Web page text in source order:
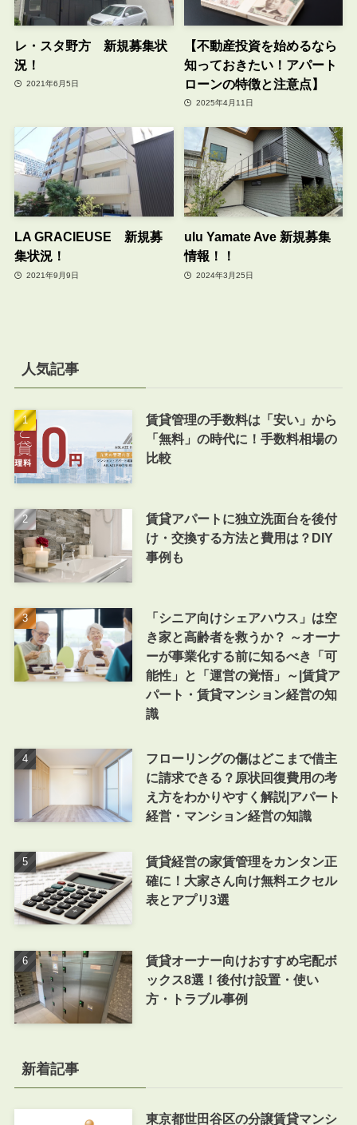
レ・スタ野方 新規募集状
況！
2021年6月5日
【不動産投資を始めるなら
知っておきたい！アパート
ローンの特徴と注意点】
2025年4月11日
LA GRACIEUSE 新規募
集状況！
2021年9月9日
ulu Yamate Ave 新規募集
情報！！
2024年3月25日
人気記事
賃貸管理の手数料は「安い」から
「無料」の時代に！手数料相場の
比較
賃貸アパートに独立洗面台を後付
け・交換する方法と費用は？DIY
事例も
「シニア向けシェアハウス」は空
き家と高齢者を救うか？ ～オーナ
ーが事業化する前に知るべき「可
能性」と「運営の覚悟」～|賃貸ア
パート・賃貸マンション経営の知
識
フローリングの傷はどこまで借主
に請求できる？原状回復費用の考
え方をわかりやすく解説|アパート
経営・マンション経営の知識
賃貸経営の家賃管理をカンタン正
確に！大家さん向け無料エクセル
表とアプリ3選
賃貸オーナー向けおすすめ宅配ボ
ックス8選！後付け設置・使い
方・トラブル事例
新着記事
東京都世田谷区の分譲賃貸マンシ